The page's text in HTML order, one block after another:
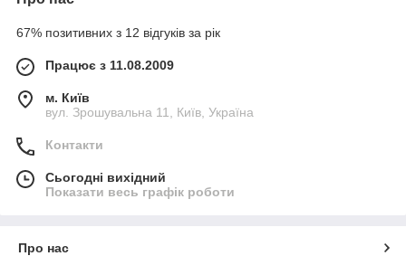
67% позитивних з 12 відгуків за рік
Працює з 11.08.2009
м. Київ
вул. Зрошувальна 11, Київ, Україна
Контакти
Сьогодні вихідний
Показати весь графік роботи
Про нас